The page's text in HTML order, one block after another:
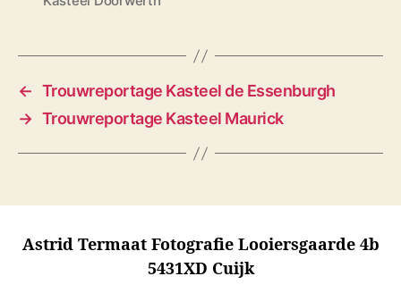
← Trouwreportage Kasteel de Essenburgh
→ Trouwreportage Kasteel Maurick
Astrid Termaat Fotografie Looiersgaarde 4b
5431XD Cuijk